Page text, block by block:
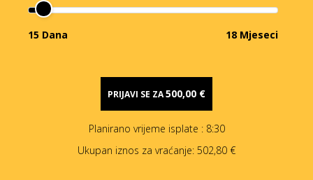
15 Dana 18 Mjeseci
PRIJAVI SE ZA500,00 €
Planirano vrijeme isplate : 8:30
Ukupan iznos za vraćanje: 502,80 €